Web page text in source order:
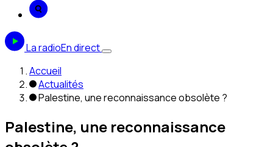
La radioEn direct
Accueil
Actualités
Palestine, une reconnaissance obsolète ?
Palestine, une reconnaissance